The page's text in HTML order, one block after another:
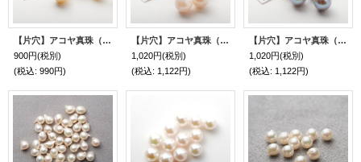
【片穴】アコヤ真珠（ラウンド / イエロー / 6mm UP）１個
900円(税別)
(税込: 990円)
【片穴】アコヤ真珠（ラウンド / ホワイト / 6.5mm UP）１個
1,020円(税別)
(税込: 1,122円)
【片穴】アコヤ真珠（ラウンド / グレイ / 6.5mm UP）１個
1,020円(税別)
(税込: 1,122円)